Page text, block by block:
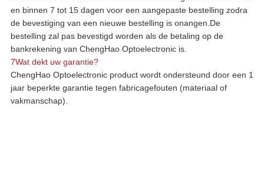
en binnen 7 tot 15 dagen voor een aangepaste bestelling zodra
de bevestiging van een nieuwe bestelling is onangen.De
bestelling zal pas bevestigd worden als de betaling op de
bankrekening van ChengHao Optoelectronic is.
7Wat dekt uw garantie?
ChengHao Optoelectronic product wordt ondersteund door een 1
jaar beperkte garantie tegen fabricagefouten (materiaal of
vakmanschap).